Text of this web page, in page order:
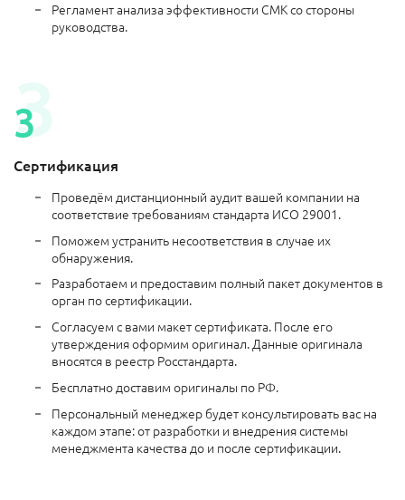
Регламент анализа эффективности СМК со стороны
руководства.
Сертификация
Проведём дистанционный аудит вашей компании на
соответствие требованиям стандарта ИСО 29001.
Поможем устранить несоответствия в случае их
обнаружения.
Разработаем и предоставим полный пакет документов в
орган по сертификации.
Согласуем с вами макет сертификата. После его
утверждения оформим оригинал. Данные оригинала
вносятся в реестр Росстандарта.
Бесплатно доставим оригиналы по РФ.
Персональный менеджер будет консультировать вас на
каждом этапе: от разработки и внедрения системы
менеджмента качества до и после сертификации.